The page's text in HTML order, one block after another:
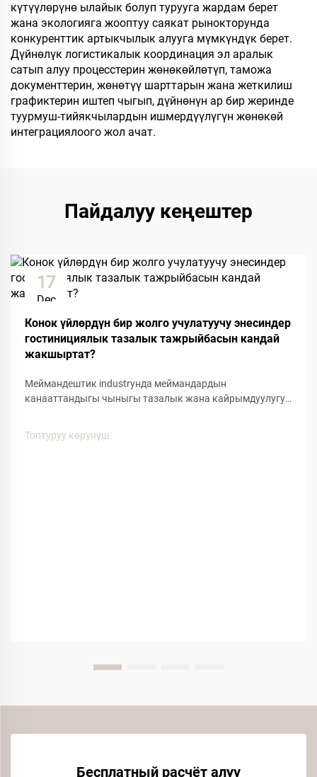
күтүүлөрүнө ылайык болуп турууга жардам берет
жана экологияга жооптуу саякат рынокторунда
конкуренттик артыкчылык алууга мүмкүндүк берет.
Дүйнөлүк логистикалык координация эл аралык
сатып алуу процесстерин жөнөкөйлөтүп, таможа
документтерин, жөнөтүү шарттарын жана жеткилиш
графиктерин иштеп чыгып, дүйнөнүн ар бир жеринде
туурмуш-тийякчылардын ишмердүүлүгүн жөнөкөй
интеграциялоого жол ачат.
Пайдалуу кеңештер
17
Dec
Конок үйлөрдүн бир жолго учулатуучу энесиндер
гостинициялык тазалык тажрыйбасын кандай
жакшыртат?
Меймандештик industryнда меймандардын
канааттандыгы чыныгы тазалык жана кайрымдуулугун
таасирин тийгизген негизги буюмдардын бири болуп
Топтуруу көрүнүш
Бесплатный расчёт алуу